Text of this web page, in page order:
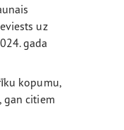
uz
gada
kopumu,
gan citiem